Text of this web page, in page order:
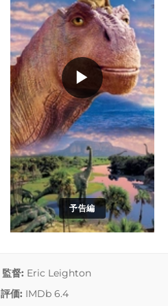
予告編
▶
監督: Eric Leighton
評価: IMDb 6.4